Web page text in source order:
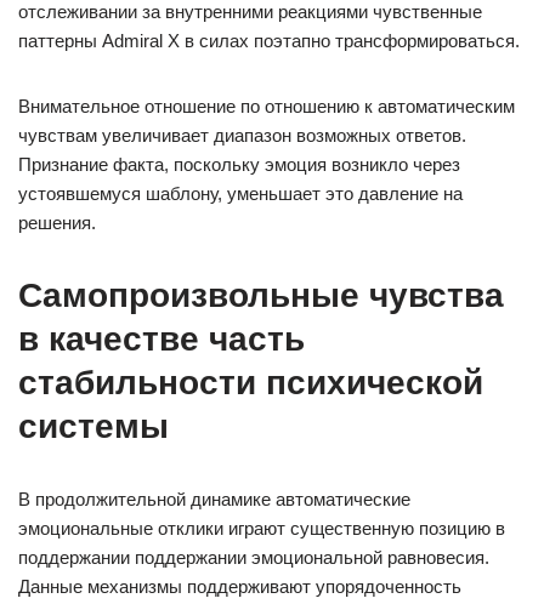
отслеживании за внутренними реакциями чувственные
паттерны Admiral X в силах поэтапно трансформироваться.
Внимательное отношение по отношению к автоматическим
чувствам увеличивает диапазон возможных ответов.
Признание факта, поскольку эмоция возникло через
устоявшемуся шаблону, уменьшает это давление на
решения.
Самопроизвольные чувства
в качестве часть
стабильности психической
системы
В продолжительной динамике автоматические
эмоциональные отклики играют существенную позицию в
поддержании поддержании эмоциональной равновесия.
Данные механизмы поддерживают упорядоченность